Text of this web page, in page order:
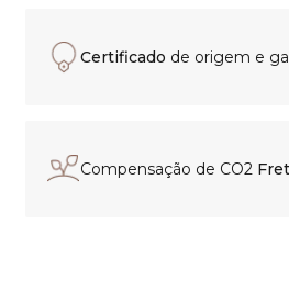
Certificado de origem e
Compensação de CO2